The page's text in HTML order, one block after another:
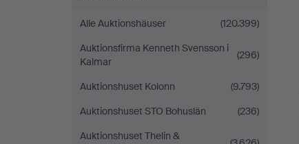
Alle Auktionshäuser
(120.399)
Auktionsfirma Kenneth Svensson i
Kalmar
(296)
Auktionshuset Kolonn
(9.793)
Auktionshuset STO Bohuslän
(236)
Auktionshuset Thelin &